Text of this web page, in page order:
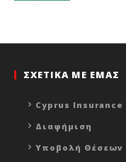
ΣΧΕΤΙΚΑ ΜΕ ΕΜΑΣ
Cyprus Insurance
Διαφήμιση
Υποβολή Θέσεων